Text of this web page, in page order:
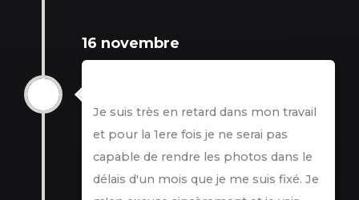
16 novembre
Je suis très en retard dans mon travail
et pour la 1ere fois je ne serai pas
capable de rendre les photos dans le
délais d'un mois que je me suis fixé. Je